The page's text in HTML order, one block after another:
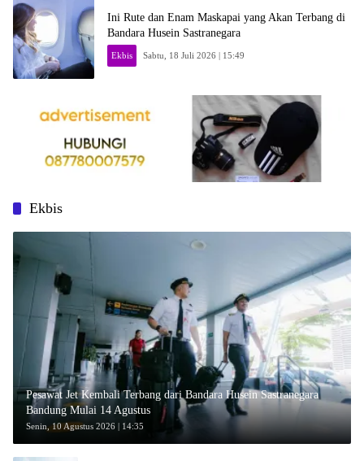
Ini Rute dan Enam Maskapai yang Akan Terbang di
Bandara Husein Sastranegara
Ekbis Sabtu, 18 Juli 2026 | 15:49
Ekbis
Pesawat Jet Kembali Terbang dari Bandara Husein Sastranegara
Bandung Mulai 14 Agustus
Senin, 10 Agustus 2026 | 14:35